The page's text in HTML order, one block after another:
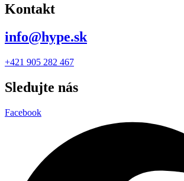
Kontakt
info@hype.sk
+421 905 282 467
Sledujte nás
Facebook